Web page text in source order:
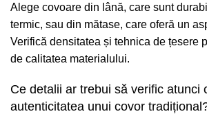
Alege covoare din lână, care sunt
termic, sau din mătase, care oferă un
Verifică densitatea și tehnica de țesere
de calitatea materialului.
Ce detalii ar trebui să verific atunci
autenticitatea unui covor